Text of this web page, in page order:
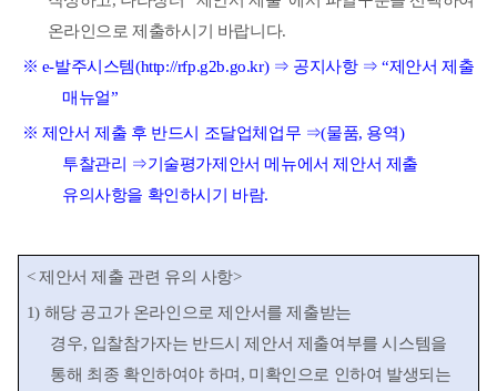
온라인으로 제출하시기 바랍니다.
※ e-발주시스템(http://rfp.g2b.go.kr) ⇒ 공지사항 ⇒“제안서 제출
매뉴얼”
※ 제안서 제출 후 반드시 조달업체업무 ⇒(물품, 용역)
투찰관리
⇒기술평가제안서 메뉴에서 제안서 제출
유의사항을 확인하시기 바람.
<제안서 제출 관련 유의 사항>
1) 해당 공고가 온라인으로 제안서를 제출받는
경우, 입찰참가자는 반드시 제안서 제출여부를 시스템을
통해 최종 확인하여야 하며 , 미확인으로 인하여 발생되는